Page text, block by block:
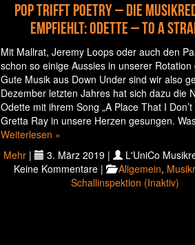
Pop trifft Poetry – Die
empfiehlt: Odette – To A
Mit Mallrat, Jeremy Loops oder auch den
schon so einige Aussies in unserer Rotation
Gute Musik aus Down Under sind wir also
Dezember letzten Jahres hat sich dazu die
Odette mit ihrem Song „A Place That I Don’t
Gretta Ray in unsere Herzen gesungen.
Weiterlesen »
Mehr| 3. März 2019 |
L'UniCo
Keine Kommentare |
Allgemein,
Schallinspektion (Inaktiv)